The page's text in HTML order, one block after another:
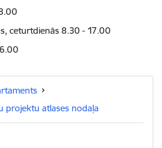
ceturtdienās 8.30 - 17.00
projektu atlases nodaļa